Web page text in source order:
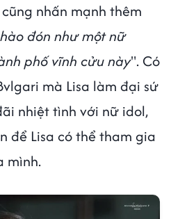
nhấn mạnh thêm
đón như một nữ
phố vĩnh cửu này". Có
mà Lisa làm đại sứ
nhiệt tình với nữ idol,
để Lisa có thể tham gia
mình.